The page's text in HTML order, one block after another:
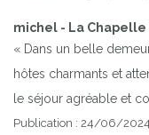
michel - La Chapelle
« Dans un belle
hôtes charmants et
le séjour agréable et
Publication : 24/06/2024